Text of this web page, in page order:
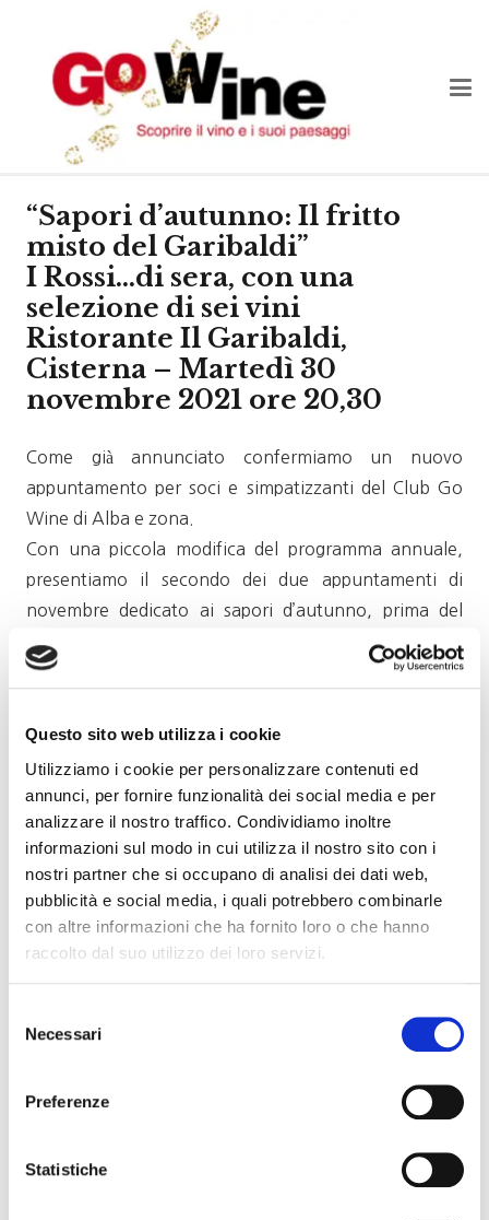
Questo sito web utilizza i cookie
Utilizziamo i cookie per personalizzare contenuti ed
annunci, per fornire funzionalità dei social media e per
analizzare il nostro traffico. Condividiamo inoltre
informazioni sul modo in cui utilizza il nostro sito con i
nostri partner che si occupano di analisi dei dati web,
pubblicità e social media, i quali potrebbero combinarle
con altre informazioni che ha fornito loro o che hanno
raccolto dal suo utilizzo dei loro servizi.
delNecessari
Preferenze
Statistiche
“Sapori d’autunno: Il fritto
misto del Garibaldi”
I Rossi…di sera, con una
selezione di sei vini
Ristorante Il Garibaldi,
Cisterna – Martedì 30
novembre 2021 ore 20,30
Come già annunciato confermiamo un nuovo
appuntamento per soci e simpatizzanti del Club Go
Wine di Alba e zona.
Con una piccola modifica del programma annuale,
presentiamo il secondo dei due appuntamenti di
novembre dedicato ai sapori d’autunno, prima del
tradizionale evento con il bollito di Carrù in dicembre.
Martedì 30 novembre saremo ospiti di un locale di
di nostri appuntamenti conviviali.
Il menu sarà incentrato sul Fritto misto e su una
selezione di cinque vini rossi, fra Piemonte e resto
Il menù